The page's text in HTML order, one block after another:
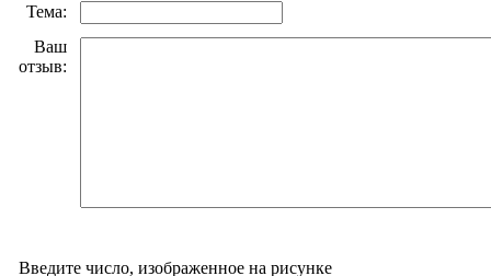
Тема:
Ваш
отзыв:
Введите число, изображенное на рисунке